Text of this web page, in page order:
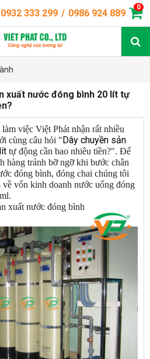
0932 333 299 / 0986 924 889
0
xuất nước đóng bình 20 lít tự
việc Việt Phát nhận rất nhiều
cùng câu hỏi "Dây chuyền sản
tự động cần bao nhiêu tiền?". Để
hàng tránh bỡ ngỡ khi bước chân
đóng bình, đóng chai chúng tôi
vốn kinh doanh nước uống đóng
xuất nước đóng bình